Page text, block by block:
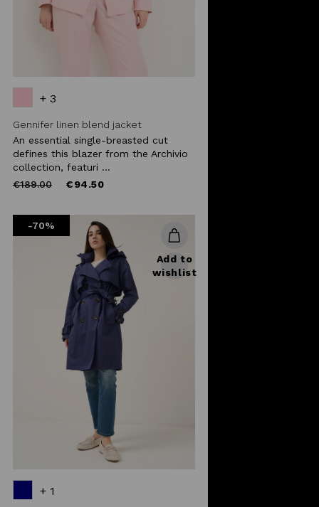
+ 3
Gennifer linen blend jacket
An essential single-breasted cut
defines this blazer from the Archivio
collection, featuri ...
Price
€189.00to €94.50
-70%
Add to
wishlist
+ 1